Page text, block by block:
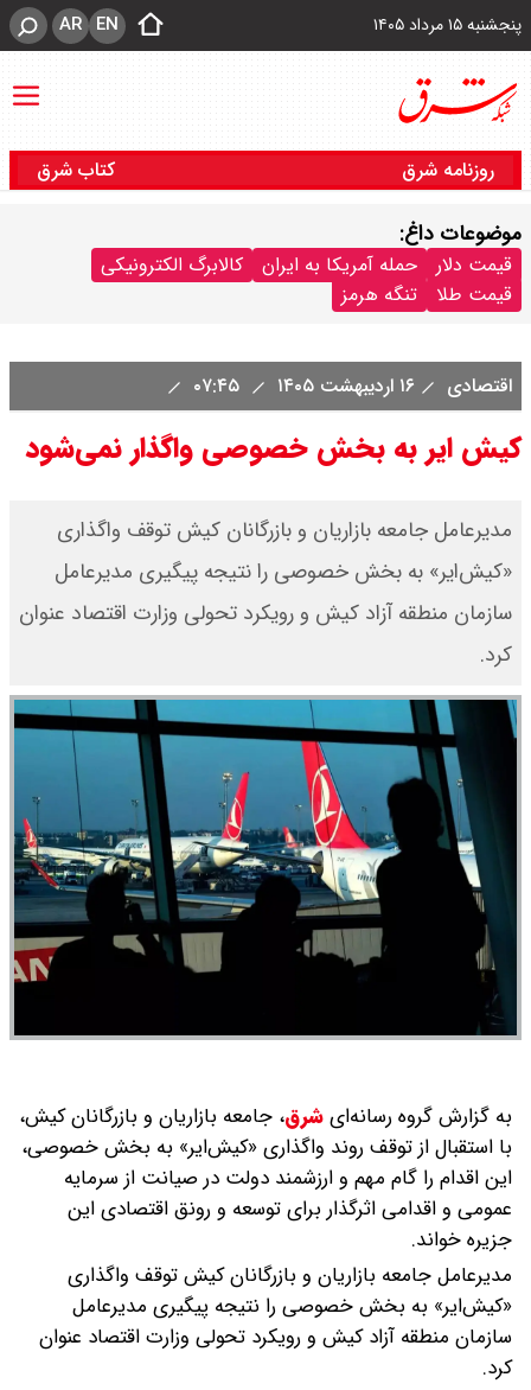
پنجشنبه ۱۵ مرداد ۱۴۰۵ EN
AR
روزنامه شرق کتاب شرق
موضوعات داغ:
قیمت دلار حمله آمریکا به ایران
کالابرگ الکترونیکی
قیمت طلا
تنگه هرمز
اقتصادی ۱۶ اردیبهشت ۱۴۰۵
کیش ایر به بخش خصوصی واگذار نمی‌شود
مدیرعامل جامعه بازاریان و بازرگانان کیش توقف واگذاری
«کیش‌ایر» به بخش خصوصی را نتیجه پیگیری مدیرعامل
سازمان منطقه آزاد کیش و رویکرد تحولی وزارت اقتصاد عنوان
کرد.
به گزارش گروه رسانه‌ایشرق، جامعه بازاریان و بازرگانان کیش،
با استقبال از توقف روند واگذاری «کیش‌ایر» به بخش خصوصی،
این اقدام را گام مهم و ارزشمند دولت در صیانت از سرمایه
عمومی و اقدامی اثرگذار برای توسعه و رونق اقتصادی این
جزیره خواند.
مدیرعامل جامعه بازاریان و بازرگانان کیش توقف واگذاری
«کیش‌ایر» به بخش خصوصی را نتیجه پیگیری مدیرعامل
سازمان منطقه آزاد کیش و رویکرد تحولی وزارت اقتصاد عنوان
کرد.